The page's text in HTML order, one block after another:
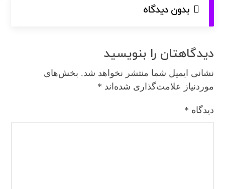
بدون دیدگاه
دیدگاهتان را بنویسید
نشانی ایمیل شما منتشر نخواهد شد. بخش‌های
موردنیاز علامت‌گذاری شده‌اند *
دیدگاه *